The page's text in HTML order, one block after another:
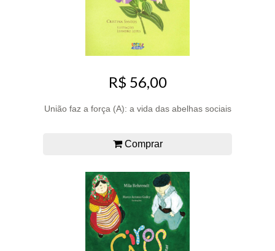
R$ 56,00
União faz a força (A): a vida das abelhas sociais
Comprar